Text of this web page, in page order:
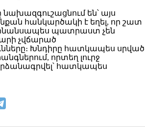
նախազգուշացնում են՝ այս
հանկարծակի է եղել, որ շատ
պատրաստ չեն
չվճարած
Խնդիրը հատկապես սրված
որտեղ լուրջ
հատկապես